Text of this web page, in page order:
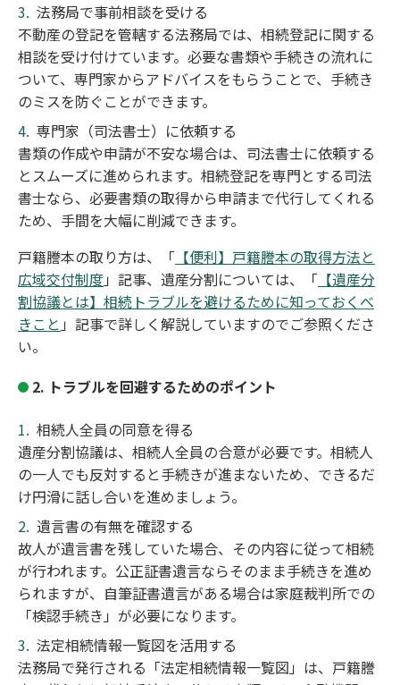
法務局で事前相談を受ける
不動産の登記を管轄する法務局では、相続登記に関する
相談を受け付けています。必要な書類や手続きの流れに
ついて、専門家からアドバイスをもらうことで、手続き
のミスを防ぐことができます。
専門家（司法書士）に依頼する
書類の作成や申請が不安な場合は、司法書士に依頼する
とスムーズに進められます。相続登記を専門とする司法
書士なら、必要書類の取得から申請まで代行してくれる
ため、手間を大幅に削減できます。
戸籍謄本の取り方は、「 【便利】戸籍謄本の取得方法と
広域交付制度 」記事、遺産分割については、「 【遺産分
割協議とは】相続トラブルを避けるために知っておくべ
きこと 」記事で詳しく解説していますのでご参照くださ
い。
2. トラブルを回避するためのポイント
相続人全員の同意を得る
遺産分割協議は、相続人全員の合意が必要です。相続人
の一人でも反対すると手続きが進まないため、できるだ
け円滑に話し合いを進めましょう。
遺言書の有無を確認する
故人が遺言書を残していた場合、その内容に従って相続
が行われます。公正証書遺言ならそのまま手続きを進め
られますが、自筆証書遺言がある場合は家庭裁判所での
「検認手続き」が必要になります。
法定相続情報一覧図を活用する
法務局で発行される「法定相続情報一覧図」は、戸籍謄